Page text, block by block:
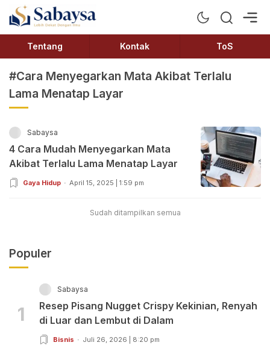
Sabaysa
Lebih Dekat Dengan Ilmu
Tentang Kontak ToS
#Cara Menyegarkan Mata Akibat Terlalu
Lama Menatap Layar
Sabaysa
4 Cara Mudah Menyegarkan Mata
Akibat Terlalu Lama Menatap Layar
Gaya Hidup April 15, 2025 | 1:59 pm
Sudah ditampilkan semua
Populer
1
Sabaysa
Resep Pisang Nugget Crispy Kekinian, Renyah
di Luar dan Lembut di Dalam
Bisnis Juli 26, 2026 | 8:20 pm